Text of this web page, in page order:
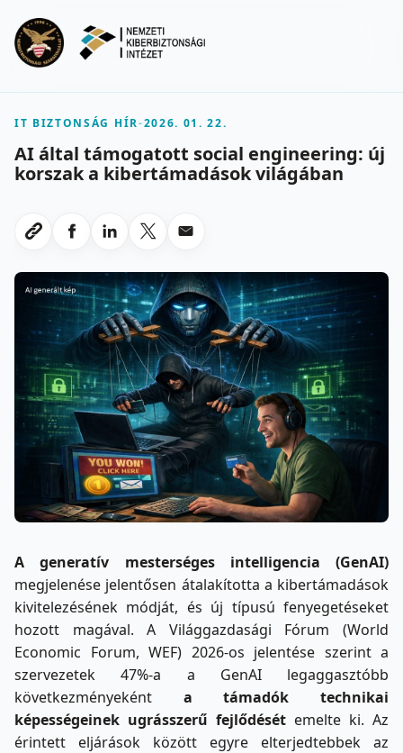
IT BIZTONSÁG HÍR-2026. 01. 22.
AI által támogatott social engineering: új
korszak a kibertámadások világában
Link masolasa
Megosztas Facebookon
Megosztas LinkedInen
Megosztas X-en
Megosztas emailben
A generatív mesterséges intelligencia (GenAI)
megjelenése jelentősen átalakította a kibertámadások
kivitelezésének módját, és új típusú fenyegetéseket
hozott magával. A Világgazdasági Fórum (World
Economic Forum, WEF) 2026-os jelentése szerint a
szervezetek 47%-a a GenAI legaggasztóbb
következményeként a támadók technikai
képességeinek ugrásszerű fejlődését emelte ki. Az
érintett eljárások között egyre elterjedtebbek az